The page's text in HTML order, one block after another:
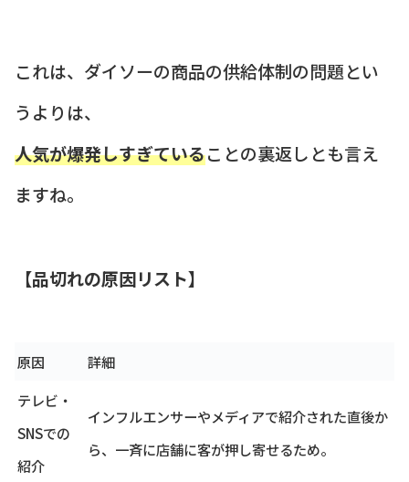
これは、ダイソーの商品の供給体制の問題とい
うよりは、
人気が爆発しすぎていることの裏返しとも言え
ますね。
【品切れの原因リスト】
原因
詳細
テレビ・
SNSでの
紹介
インフルエンサーやメディアで紹介された直後か
ら、一斉に店舗に客が押し寄せるため。